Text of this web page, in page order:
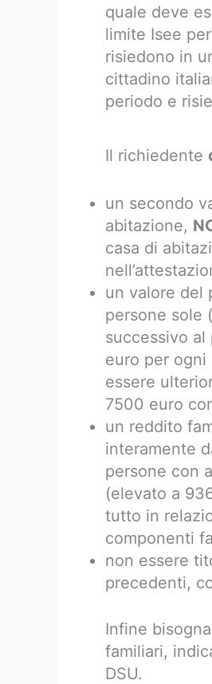
quale deve
limite Isee
risiedono in
cittadino
periodo e
Il richiedente
un secondo
abitazione,
casa di
un valore del
persone sole
successivo
euro per ogni
essere
7500 euro
un reddito
interamente
persone con
(elevato a
tutto in
componenti
non essere
precedenti,
Infine
familiari,
DSU.